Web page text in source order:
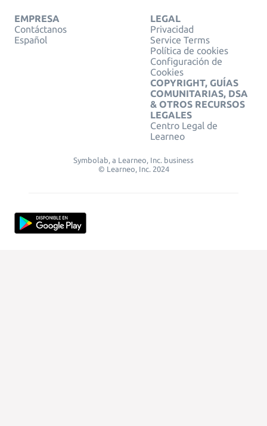
EMPRESA
Contáctanos
Español
LEGAL
Privacidad
Service Terms
Política de cookies
Configuración de
Cookies
COPYRIGHT, GUÍAS
COMUNITARIAS, DSA
& OTROS RECURSOS
LEGALES
Centro Legal de
Learneo
Symbolab, a Learneo, Inc. business
© Learneo, Inc. 2024